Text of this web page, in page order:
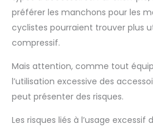
préférer les manchons pour les
cyclistes pourraient trouver plus
compressif.
Mais attention, comme tout
l’utilisation excessive des
peut présenter des risques.
Les risques liés à l’usage excessif